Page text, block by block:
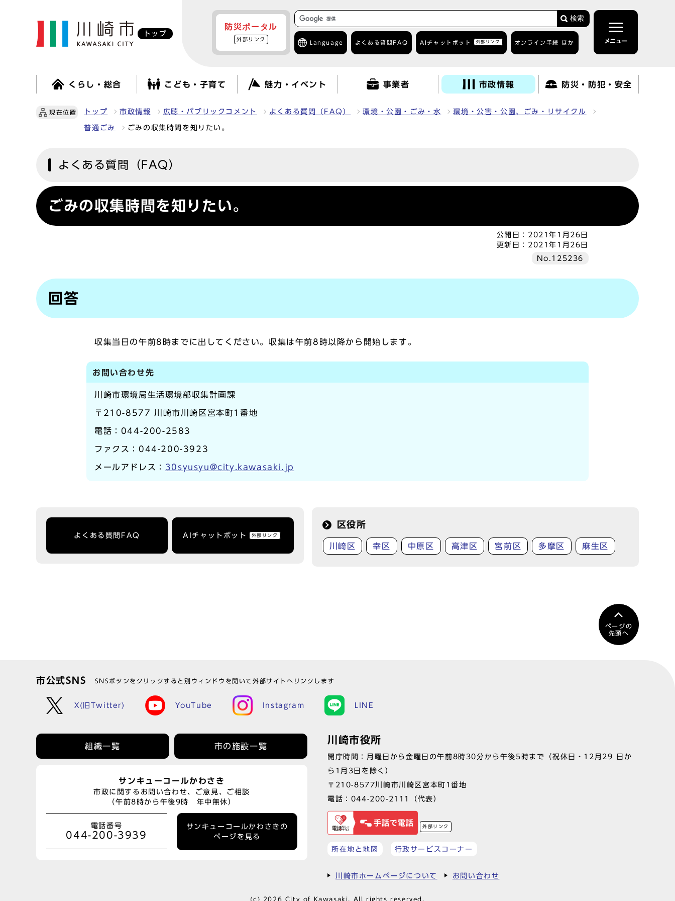
トップ
防災ポータル
外部リンク
検索
Language よくある質問 FAQ AIチャットボット 外部リンク オンライン手続 ほか メニュー
くらし・総合 こども・子育て 魅力・イベント 事業者 市政情報 防災・防犯・安全
現在位置 トップ 市政情報 広聴・パブリックコメント よくある質問（FAQ） 環境・公園・ごみ・水 環境・公害・公園、ごみ・リサイクル
普通ごみ ごみの収集時間を知りたい。
よくある質問（FAQ）
ごみの収集時間を知りたい。
公開日： 2021年1月26日
更新日： 2021年1月26日
No.125236
回答
収集当日の午前8時までに出してください。収集は午前8時以降から開始します。
お問い合わせ先
川崎市環境局生活環境部収集計画課
〒210-8577 川崎市川崎区宮本町1番地
電話：044-200-2583
ファクス：044-200-3923
メールアドレス： 30syusyu@city.kawasaki.jp
よくある質問FAQ AIチャットボット 外部リンク
区役所
川崎区 幸区 中原区 高津区 宮前区 多摩区 麻生区
ページの
先頭へ
市公式SNS SNSボタンをクリックすると別ウィンドウを開いて外部サイトへリンクします
X(旧Twitter) YouTube Instagram LINE
組織一覧 市の施設一覧
サンキューコールかわさき
市政に関するお問い合わせ、ご意見、ご相談
（午前8時から午後9時 年中無休）
電話番号
044-200-3939
サンキューコールかわさきの
ページを見る
川崎市役所
開庁時間：月曜日から金曜日の午前8時30分から午後5時まで（祝休日・12月29 日か
ら1月3日を除く）
〒210-8577川崎市川崎区宮本町1番地
電話： 044-200-2111 （代表）
外部リンク
所在地と地図 行政サービスコーナー
川崎市ホームページについて お問い合わせ
(c) 2026 City of Kawasaki. All rights reserved.